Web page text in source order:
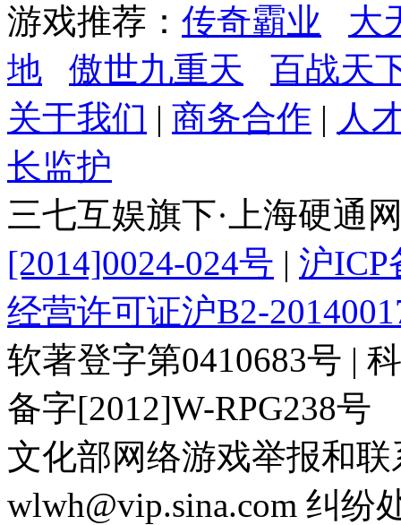
游戏推荐： 传奇霸业
大
地
傲世九重天
百战天
关于我们 | 商务合作 | 人
长监护
三七互娱旗下·上海硬通
[2014]0024-024号 | 沪ICP
经营许可证沪B2-
软著登字第0410683号 |
备字[2012]W-RPG238号
文化部网络游戏举报和
wlwh@vip.sina.com 纠